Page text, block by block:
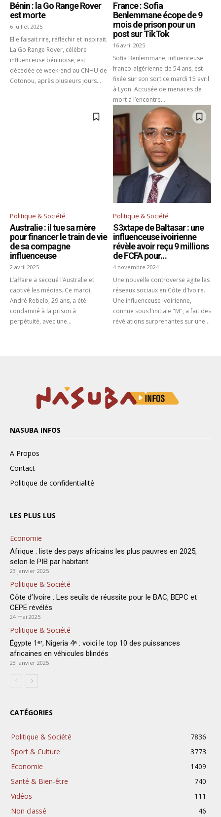
Bénin : la Go Range Rover
est morte
6 juillet 2025
Elle faisait rire, réfléchir et inspirait.
La Go Range Rover, célèbre
influenceuse béninoise, est
décédée ce week-end au CNHU de
Cotonou, après plusieurs jours...
France : Sofia
Benlemmane écope de 9
mois de prison pour un
post sur TikTok
16 avril 2025
Sofia Benlemmane, influenceuse
franco-algérienne de 54 ans, est
fixée sur son sort ce mardi 15 avril
à Lyon. Accusée de menaces de
mort à l’encontre...
Politique & Société
Australie : il tue sa mère
pour financer le train de vie
de sa compagne
influenceuse
2 avril 2025
L’affaire a secoué l’Australie et
captivé les médias. Ce mardi,
André Rebelo, 29 ans, a été
condamné à la prison à
perpétuité, avec une...
Politique & Société
S3xtape de Baltasar : une
influenceuse ivoirienne
révèle avoir reçu 9 millions
de FCFA pour…
4 novembre 2024
Une nouvelle controverse agite les
réseaux sociaux en Côte d'Ivoire.
Une influenceuse ivoirienne,
connue sous l'initiale "M", a fait des
révélations surprenantes sur une...
NASUBA INFOS
A Propos
Contact
Politique de confidentialité
LES PLUS LUS
Economie
Afrique : liste des pays africains les plus pauvres en 2025,
selon le PIB par habitant
23 janvier 2025
Politique & Société
Côte d’Ivoire : Les seuils de réussite pour le BAC, BEPC et
CEPE révélés
24 mai 2025
Politique & Société
Égypte 1ᵉʳ, Nigeria 4ᵉ : voici le top 10 des puissances
africaines en véhicules blindés
23 janvier 2025
CATÉGORIES
Politique & Société
7836
Sport & Culture
3773
Economie
1409
Santé & Bien-être
740
Vidéos
111
Non classé
46